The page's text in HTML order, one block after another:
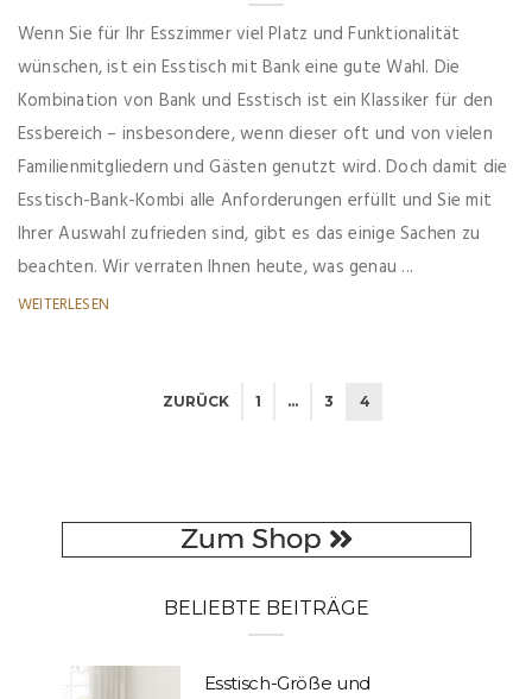
Wenn Sie für Ihr Esszimmer viel Platz und Funktionalität
wünschen, ist ein Esstisch mit Bank eine gute Wahl. Die
Kombination von Bank und Esstisch ist ein Klassiker für den
Essbereich – insbesondere, wenn dieser oft und von vielen
Familienmitgliedern und Gästen genutzt wird. Doch damit die
Esstisch-Bank-Kombi alle Anforderungen erfüllt und Sie mit
Ihrer Auswahl zufrieden sind, gibt es das einige Sachen zu
beachten. Wir verraten Ihnen heute, was genau ...
WEITERLESEN
ZURÜCK 1 … 3 4
BELIEBTE BEITRÄGE
Esstisch-Größe und